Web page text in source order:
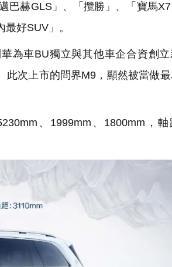
赫GLS」、「攬勝」、「寶馬X7
好SUV」。
為車BU獨立與其他車企合資創立
此次上市的問界M9，顯然被當做
、1999mm、1800mm，軸